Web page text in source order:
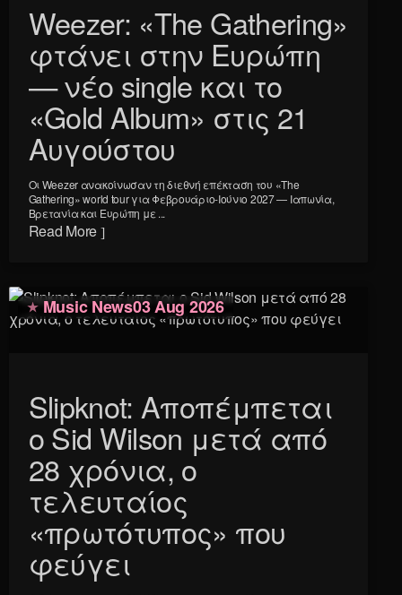
Weezer: «The Gathering»
φτάνει στην Ευρώπη
— νέο single και το
«Gold Album» στις 21
Αυγούστου
Οι Weezer ανακοίνωσαν τη διεθνή επέκταση του «The
Gathering» world tour για Φεβρουάριο-Ιούνιο 2027 — Ιαπωνία,
Βρετανία και Ευρώπη με ...
Read More
Music News03 Aug 2026
Slipknot: Αποπέμπεται
ο Sid Wilson μετά από
28 χρόνια, ο
τελευταίος
«πρωτότυπος» που
φεύγει